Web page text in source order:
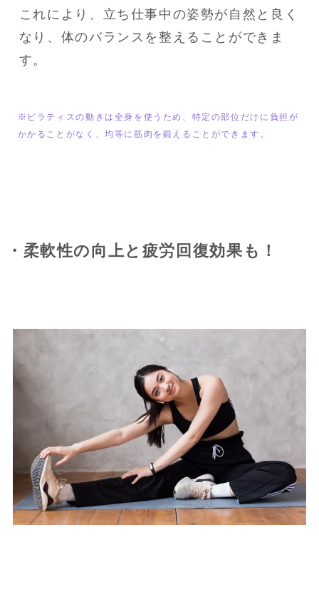
これにより、立ち仕事中の姿勢が自然と良く
なり、体のバランスを整えることができま
す。
※ピラティスの動きは全身を使うため、特定の部位だけに負担が
かかることがなく、均等に筋肉を鍛えることができます。
・柔軟性の向上と疲労回復効果も！